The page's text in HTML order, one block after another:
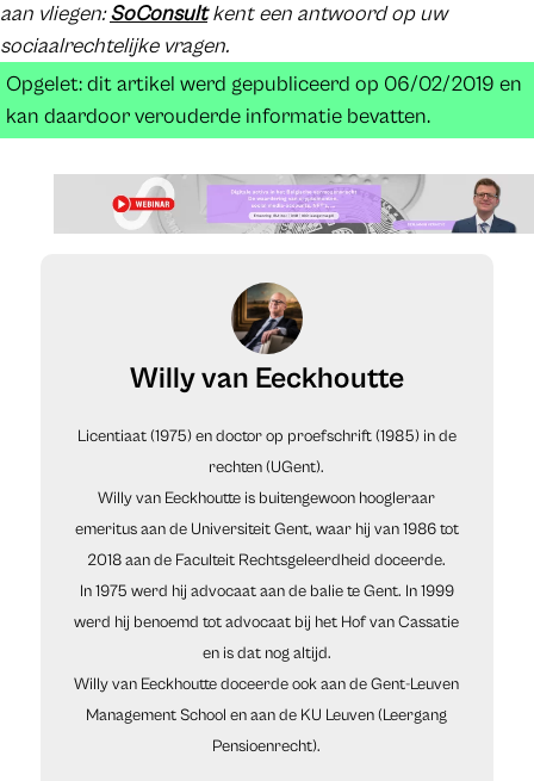
aan vliegen:SoConsultkent een antwoord op uw
sociaalrechtelijke vragen.
Opgelet: dit artikel werd gepubliceerd op 06/02/2019 en
kan daardoor verouderde informatie bevatten.
Willy van Eeckhoutte
Licentiaat (1975) en doctor op proefschrift (1985) in de
rechten (UGent).
Willy van Eeckhoutte is buitengewoon hoogleraar
emeritus aan de Universiteit Gent, waar hij van 1986 tot
2018 aan de Faculteit Rechtsgeleerdheid doceerde.
In 1975 werd hij advocaat aan de balie te Gent. In 1999
werd hij benoemd tot advocaat bij het Hof van Cassatie
en is dat nog altijd.
Willy van Eeckhoutte doceerde ook aan de Gent-Leuven
Management School en aan de KU Leuven (Leergang
Pensioenrecht).